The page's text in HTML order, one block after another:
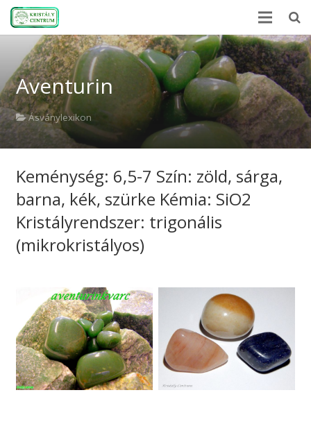
Kezdőlap
Ásványlexikon
Kristályerő
Hírek
A kövekről
Rólunk
Kapcsolat
Aventurin
Ásványlexikon
Keménység: 6,5-7 Szín: zöld, sárga,
barna, kék, szürke Kémia: SiO2
Kristályrendszer: trigonális
(mikrokristályos)